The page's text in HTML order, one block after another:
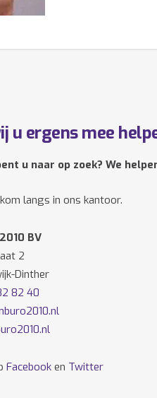
u ergens mee
u naar op zoek? We
langs in ons kantoor.
BV
2
Dinther
82 40
Facebook en Twitter